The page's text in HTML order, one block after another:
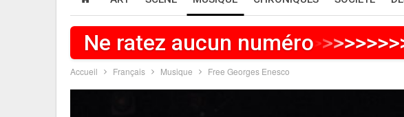
Ne ratez aucun numéro>>>>>>>>
Accueil Français Musique Free Georges Enesco